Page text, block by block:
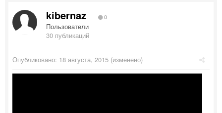
kibernaz 0
Пользователи
30 публикаций
Опубликовано: 18 августа, 2015 (изменено)